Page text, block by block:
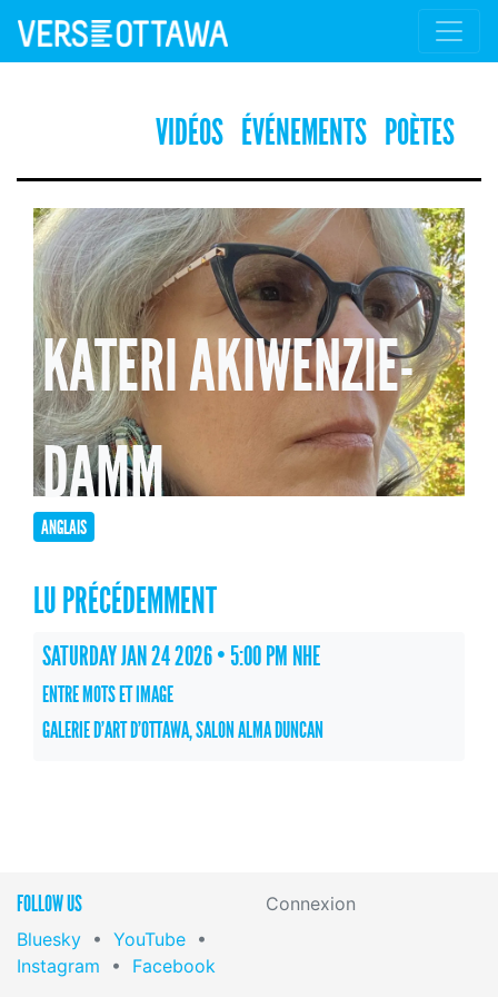
VIDÉOS ÉVÉNEMENTS POÈTES
KATERI AKIWENZIE-
DAMM
ANGLAIS
LU PRÉCÉDEMMENT
SATURDAY JAN 24 2026 • 5:00 PM NHE
ENTRE MOTS ET IMAGE
GALERIE D’ART D’OTTAWA, SALON ALMA DUNCAN
FOLLOW US
Bluesky • YouTube •
Instagram • Facebook
Connexion